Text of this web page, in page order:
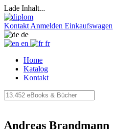
Lade Inhalt...
Kontakt Anmelden Einkaufswagen
de
en
fr
Home
Katalog
Kontakt
Andreas Brandmann